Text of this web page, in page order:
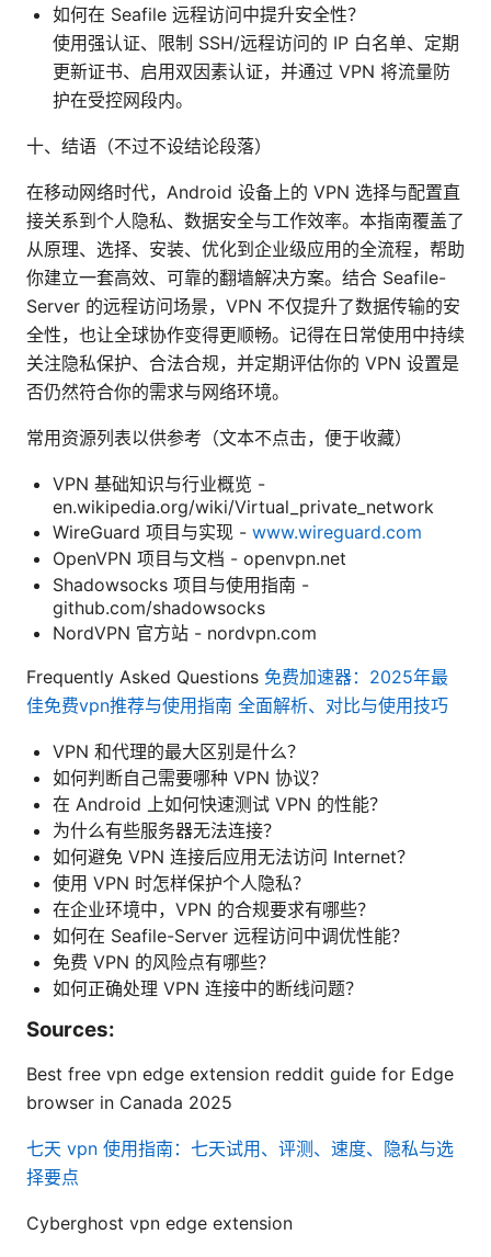
如何在 Seafile 远程访问中提升安全性？
使用强认证、限制 SSH/远程访问的 IP 白名单、定期
更新证书、启用双因素认证，并通过 VPN 将流量防
护在受控网段内。
十、结语（不过不设结论段落）
在移动网络时代，Android 设备上的 VPN 选择与配置直
接关系到个人隐私、数据安全与工作效率。本指南覆盖了
从原理、选择、安装、优化到企业级应用的全流程，帮助
你建立一套高效、可靠的翻墙解决方案。结合 Seafile-
Server 的远程访问场景，VPN 不仅提升了数据传输的安
全性，也让全球协作变得更顺畅。记得在日常使用中持续
关注隐私保护、合法合规，并定期评估你的 VPN 设置是
否仍然符合你的需求与网络环境。
常用资源列表以供参考（文本不点击，便于收藏）
VPN 基础知识与行业概览 -
en.wikipedia.org/wiki/Virtual_private_network
WireGuard 项目与实现 - www.wireguard.com
OpenVPN 项目与文档 - openvpn.net
Shadowsocks 项目与使用指南 -
github.com/shadowsocks
NordVPN 官方站 - nordvpn.com
Frequently Asked Questions 免费加速器：2025年最
佳免费vpn推荐与使用指南 全面解析、对比与使用技巧
VPN 和代理的最大区别是什么？
如何判断自己需要哪种 VPN 协议？
在 Android 上如何快速测试 VPN 的性能？
为什么有些服务器无法连接？
如何避免 VPN 连接后应用无法访问 Internet？
使用 VPN 时怎样保护个人隐私？
在企业环境中，VPN 的合规要求有哪些？
如何在 Seafile-Server 远程访问中调优性能？
免费 VPN 的风险点有哪些？
如何正确处理 VPN 连接中的断线问题？
Sources:
Best free vpn edge extension reddit guide for Edge
browser in Canada 2025
七天 vpn 使用指南：七天试用、评测、速度、隐私与选
择要点
Cyberghost vpn edge extension